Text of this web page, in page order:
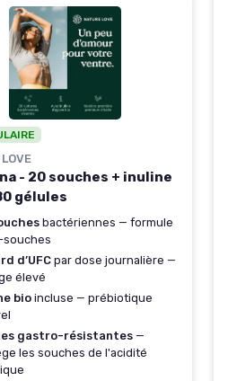
- 20 souches + inuline
gélules
bactériennes — formule
d’UFC par dose journalière —
élevé
bio incluse — prébiotique
gastro-résistantes —
les souches de l'acidité